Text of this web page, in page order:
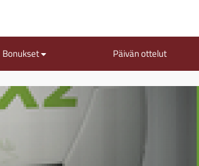
Bonukset Päivän ottelut